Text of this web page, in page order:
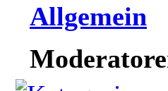
Allgemein